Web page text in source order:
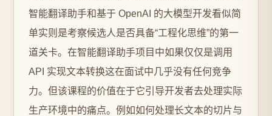
智能翻译助手和基于 OpenAI 的大模型开发看似简
单实则是考察候选人是否具备“工程化思维”的第一
道关卡。在智能翻译助手项目中如果仅仅是调用
API 实现文本转换这在面试中几乎没有任何竞争
力。但该课程的价值在于它引导开发者去处理实际
生产环境中的痛点。例如如何处理长文本的切片与